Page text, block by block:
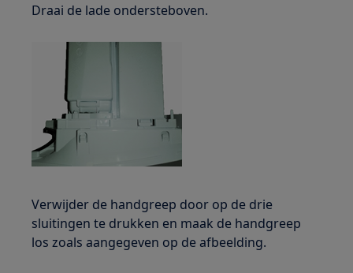
Draai de lade ondersteboven.
Verwijder de handgreep door op de drie
sluitingen te drukken en maak de handgreep
los zoals aangegeven op de afbeelding.